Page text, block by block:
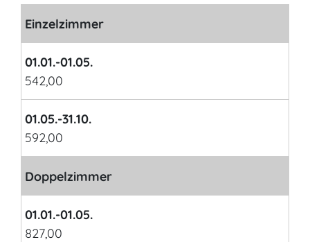
Einzelzimmer
01.01.-01.05.
542,00
01.05.-31.10.
592,00
Doppelzimmer
01.01.-01.05.
827,00